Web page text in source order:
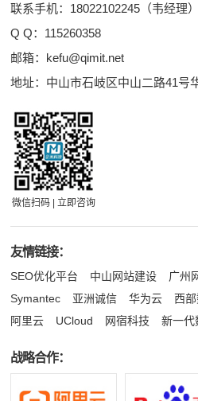
联系手机：18022102245（韦经理
Q Q： 115260358
邮箱： kefu@qimit.net
地址：中山市石岐区中山二路41号
微信扫码 | 立即咨询
友情链接：
SEO优化平台 中山网站建设 广州
Symantec
亚洲诚信 华为云 西
阿里云
UCloud 网宿科技 新一代
战略合作：